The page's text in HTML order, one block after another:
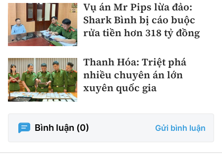
Vụ án Mr Pips lừa đảo:
Shark Bình bị cáo buộc
rửa tiền hơn 318 tỷ đồng
Thanh Hóa: Triệt phá
nhiều chuyên án lớn
xuyên quốc gia
Bình luận (0) Gửi bình luận